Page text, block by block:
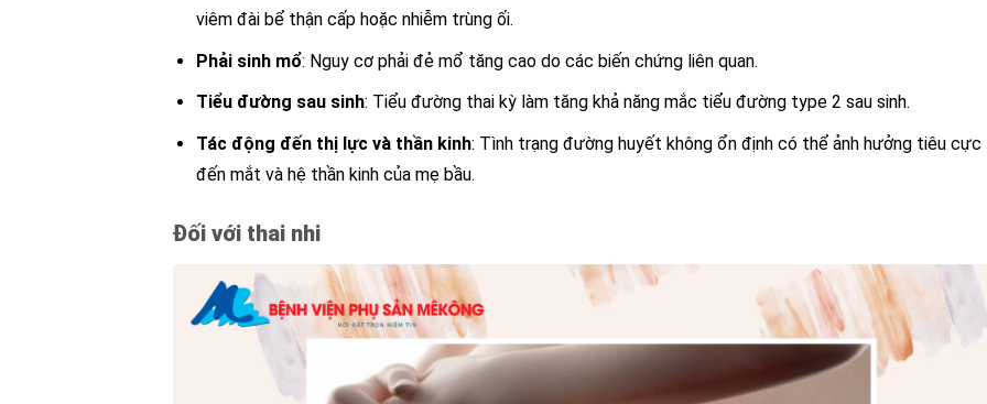
viêm đài bể thận cấp hoặc nhiễm trùng ối.
Phải sinh mổ: Nguy cơ phải đẻ mổ tăng cao do các biến chứng liên quan.
Tiểu đường sau sinh: Tiểu đường thai kỳ làm tăng khả năng mắc tiểu đường type 2 sau sinh.
Tác động đến thị lực và thần kinh: Tình trạng đường huyết không ổn định có thể ảnh hưởng tiêu cực
đến mắt và hệ thần kinh của mẹ bầu.
Đối với thai nhi